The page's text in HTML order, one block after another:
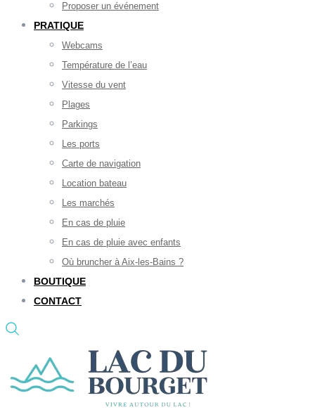
Proposer un événement
PRATIQUE
Webcams
Température de l’eau
Vitesse du vent
Plages
Parkings
Les ports
Carte de navigation
Location bateau
Les marchés
En cas de pluie
En cas de pluie avec enfants
Où bruncher à Aix-les-Bains ?
BOUTIQUE
CONTACT